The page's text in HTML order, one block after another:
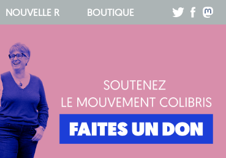
NOUVELLE R BOUTIQUE